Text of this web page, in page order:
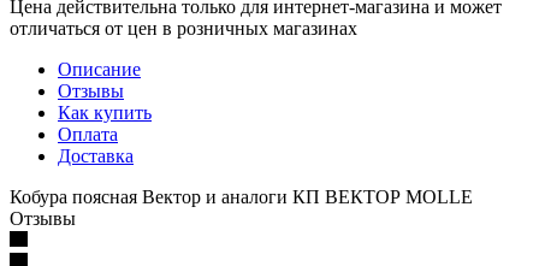
Цена действительна только для интернет-магазина и может
отличаться от цен в розничных магазинах
Описание
Отзывы
Как купить
Оплата
Доставка
Кобура поясная Вектор и аналоги КП ВЕКТОР MOLLE
Отзывы